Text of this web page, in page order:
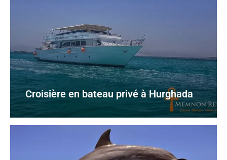
Croisière en bateau privé à Hurghada